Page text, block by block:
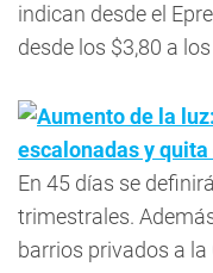
indican desde el
desde los $3,80 a
Aumento de la
escalonadas y
En 45 días se
trimestrales.
barrios privados a